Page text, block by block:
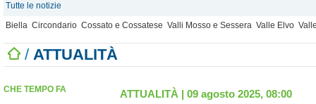
Tutte le notizie
Biella Circondario Cossato e Cossatese Valli Mosso e Sessera Valle Elvo
/ ATTUALITÀ
CHE TEMPO FA ATTUALITÀ | 09 agosto 2025, 08:00